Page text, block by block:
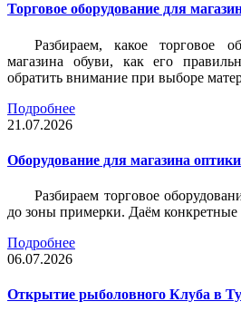
Торговое оборудование для
Разбираем, какое торговое
магазина обуви, как его
обратить внимание при выборе
Подробнее
21.07.2026
Оборудование для магазина
Разбираем торговое
до зоны примерки. Даём конкретные
Подробнее
06.07.2026
Открытие рыболовного Клуба в